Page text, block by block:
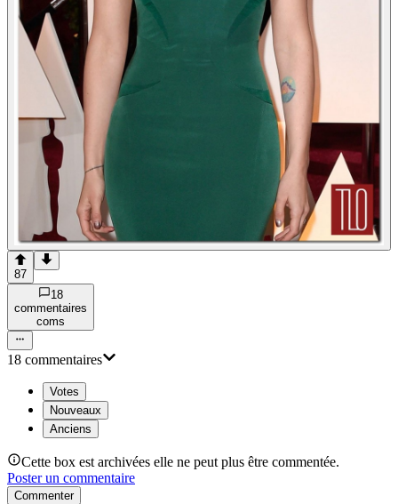
87
18
commentaires
coms
18 commentaires
Votes
Nouveaux
Anciens
Cette box est archivées elle ne peut plus être commentée.
Poster un commentaire
Commenter